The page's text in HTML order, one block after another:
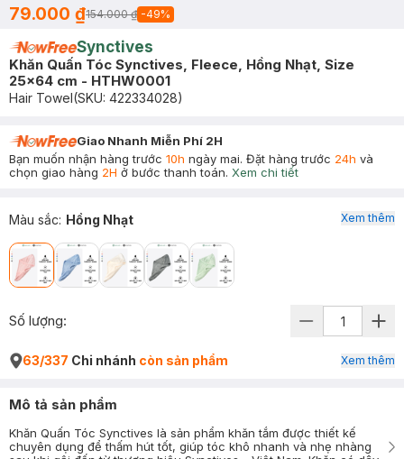
79.000 ₫154.000 ₫ -49%
Synctives
Khăn Quấn Tóc Synctives, Fleece, Hồng Nhạt, Size
25x64 cm - HTHW0001
Hair Towel(SKU: 422334028)
Giao Nhanh Miễn Phí 2H
Bạn muốn nhận hàng trước 10h ngày mai. Đặt hàng trước 24h và
chọn giao hàng 2H ở bước thanh toán. Xem chi tiết
Màu sắc: Hồng Nhạt Xem thêm
Số lượng:
63/337 Chi nhánh còn sản phẩm Xem thêm
Mô tả sản phẩm
Khăn Quấn Tóc Synctives là sản phẩm khăn tắm được thiết kế
chuyên dụng để thấm hút tốt, giúp tóc khô nhanh và nhẹ nhàng